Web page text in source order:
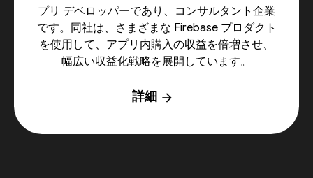
プリ デベロッパーであり、コンサルタント企業
です。同社は、さまざまな Firebase プロダクト
を使用して、アプリ内購入の収益を倍増させ、
幅広い収益化戦略を展開しています。
詳細 arrow_forward